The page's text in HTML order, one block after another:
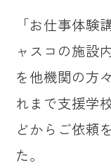
「お仕事体
ャスコの施設
を他機関の方
れまで支援学
どからご依頼
た。